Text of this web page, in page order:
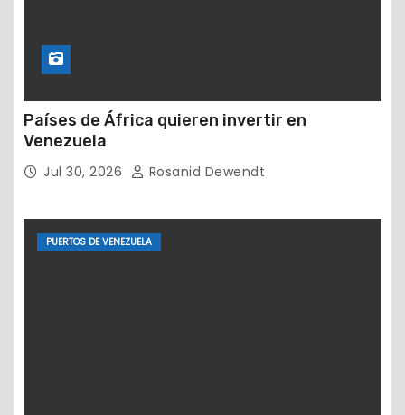
Países de África quieren invertir en
Venezuela
Jul 30, 2026 Rosanid Dewendt
PUERTOS DE VENEZUELA